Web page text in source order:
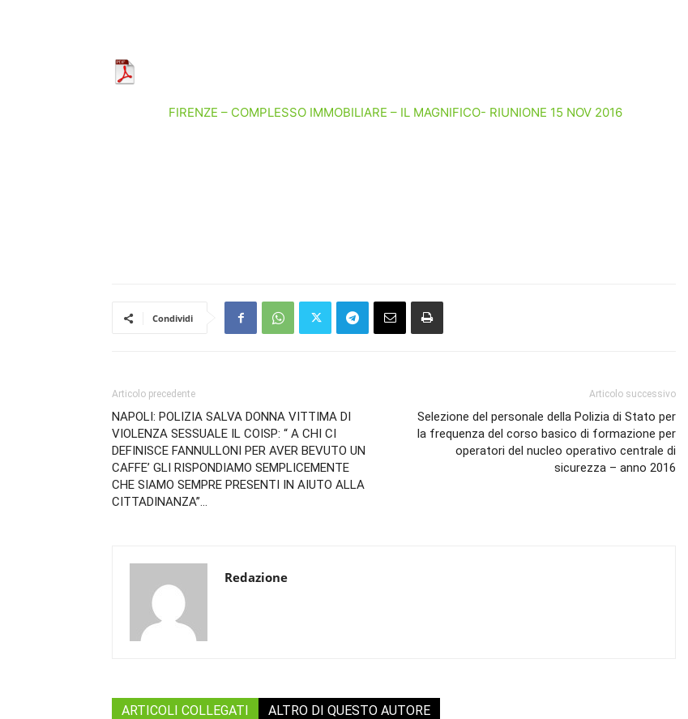
FIRENZE – COMPLESSO IMMOBILIARE – IL MAGNIFICO- RIUNIONE 15 NOV 2016
Condividi
Articolo precedente
NAPOLI: POLIZIA SALVA DONNA VITTIMA DI
VIOLENZA SESSUALE IL COISP: “ A CHI CI
DEFINISCE FANNULLONI PER AVER BEVUTO UN
CAFFE’ GLI RISPONDIAMO SEMPLICEMENTE
CHE SIAMO SEMPRE PRESENTI IN AIUTO ALLA
CITTADINANZA”…
Articolo successivo
Selezione del personale della Polizia di Stato per
la frequenza del corso basico di formazione per
operatori del nucleo operativo centrale di
sicurezza – anno 2016
Redazione
ARTICOLI COLLEGATI ALTRO DI QUESTO AUTORE